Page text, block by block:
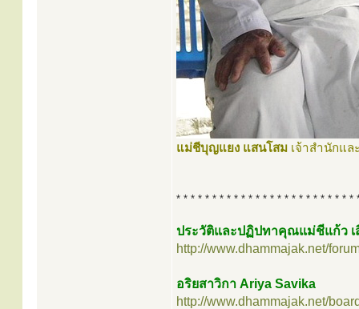
แม่ชีบุญแยง แสนโสม เจ้าสำนักแ
* * * * * * * * * * * * * * * * * * * * * * * * *
ประวัติและปฏิปทาคุณแม่ชีแก้ว เ
http://www.dhammajak.net/
อริยสาวิกา Ariya Savika
http://www.dhammajak.net/